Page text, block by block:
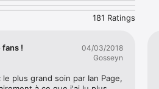
181 Ratings
fans !
04/03/2018
Gosseyn
plus grand soin par Ian Page,